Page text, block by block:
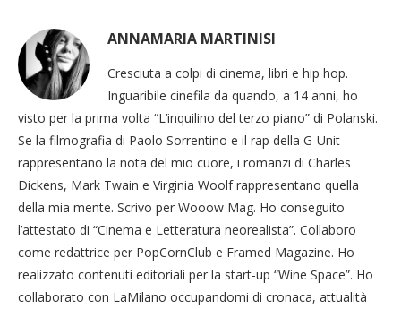
ANNAMARIA MARTINISI
Cresciuta a colpi di cinema, libri e hip hop.
Inguaribile cinefila da quando, a 14 anni, ho
visto per la prima volta “L’inquilino del terzo piano” di Polanski.
Se la filmografia di Paolo Sorrentino e il rap della G-Unit
rappresentano la nota del mio cuore, i romanzi di Charles
Dickens, Mark Twain e Virginia Woolf rappresentano quella
della mia mente. Scrivo per Wooow Mag. Ho conseguito
l’attestato di “Cinema e Letteratura neorealista”. Collaboro
come redattrice per PopCornClub e Framed Magazine. Ho
realizzato contenuti editoriali per la start-up “Wine Space”. Ho
collaborato con LaMilano occupandomi di cronaca, attualità